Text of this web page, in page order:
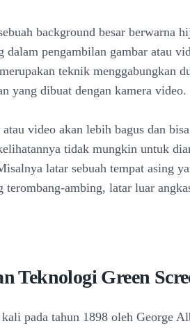
background besar berwarna
dalam pengambilan gambar atau
teknik menggabungkan
yang dibuat dengan kamera video.
video akan lebih bagus dan
tidak mungkin untuk
latar sebuah tempat asing
ambing, latar luar
Teknologi Green
kali pada tahun 1898 oleh George